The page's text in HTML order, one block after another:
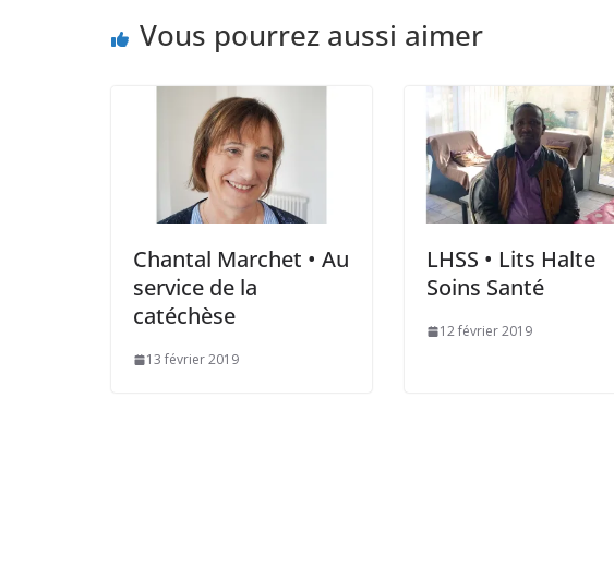
Vous pourrez aussi aimer
Chantal Marchet • Au
service de la
catéchèse
13 février 2019
LHSS • Lits Halte
Soins Santé
12 février 2019